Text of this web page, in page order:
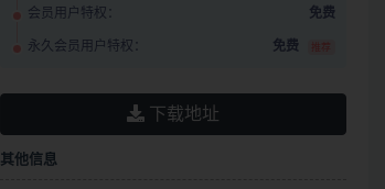
会员用户特权： 免费
永久会员用户特权： 免费 推荐
下载地址
其他信息